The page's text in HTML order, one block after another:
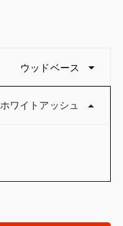
ウッドベース
ホワイトアッシュ